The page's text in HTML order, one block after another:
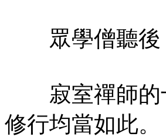
眾學僧聽後
寂室禪師的
修行均當如此。